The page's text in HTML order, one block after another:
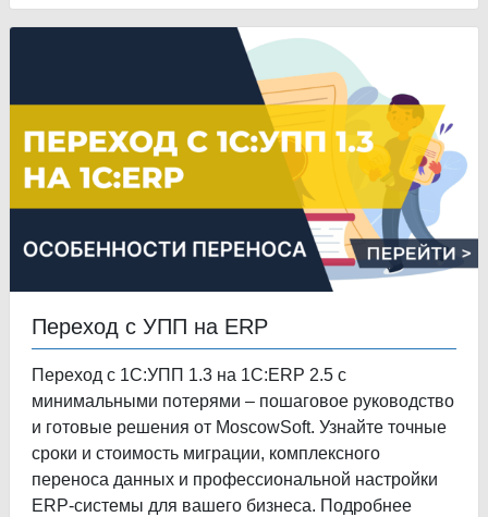
Переход с УПП на ERP
Переход с 1С:УПП 1.3 на 1С:ERP 2.5 с
минимальными потерями – пошаговое руководство
и готовые решения от MoscowSoft. Узнайте точные
сроки и стоимость миграции, комплексного
переноса данных и профессиональной настройки
ERP-системы для вашего бизнеса. Подробнее